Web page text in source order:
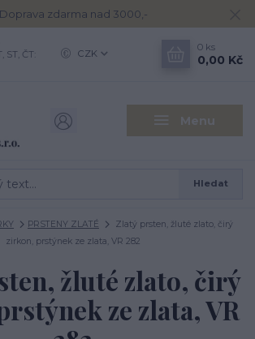
Doprava zdarma nad 3000,-
Menu
CZK
Hledat
ST, ČT:
0 ks
0,00 Kč
PRSTENY ZLATÉ
Zlatý prsten, žluté zlato, čirý
zirkon, prstýnek ze zlata, VR 282
žluté zlato, čirý
ze zlata, VR